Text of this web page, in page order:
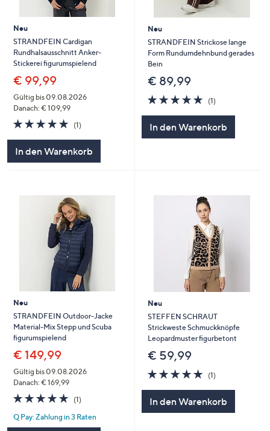
Neu
STRANDFEIN Cardigan
Rundhalsausschnitt Anker-
Stickerei figurumspielend
€ 99,99
Gültig bis 09.08.2026
Danach: € 109,99
5.0
von
(1)
In den Warenkorb
Neu
STRANDFEIN Strickose lange
Form Rundumdehnbund gerades
Bein
€ 89,99
5.0
von
5
(1)
In den Warenkorb
Neu
STRANDFEIN Outdoor-Jacke
Material-Mix Stepp und Scuba
figurumspielend
€ 149,99
Gültig bis 09.08.2026
Danach: € 169,99
5.0
von
5
(1)
Q Pay: Zahlung in 3 Raten
Neu
STEFFEN SCHRAUT
Strickweste Schmuckknöpfe
Leopardmuster figurbetont
€ 59,99
5.0
von
(1)
In den Warenkorb